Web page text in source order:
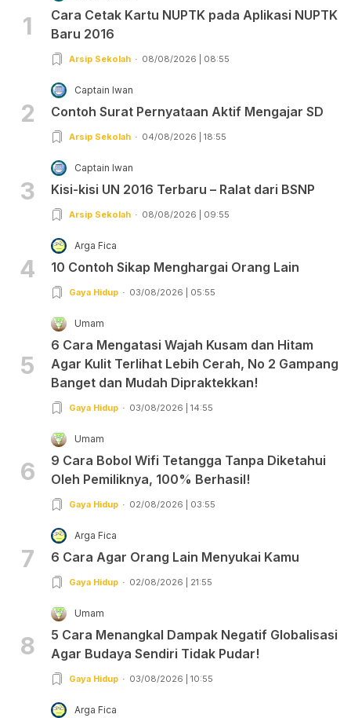
1
Cara Cetak Kartu NUPTK pada Aplikasi NUPTK
Baru 2016
Arsip Sekolah 08/08/2026 | 08:55
2
Captain Iwan
Contoh Surat Pernyataan Aktif Mengajar SD
Arsip Sekolah 04/08/2026 | 18:55
3
Captain Iwan
Kisi-kisi UN 2016 Terbaru – Ralat dari BSNP
Arsip Sekolah 08/08/2026 | 09:55
4
Arga Fica
10 Contoh Sikap Menghargai Orang Lain
Gaya Hidup 03/08/2026 | 05:55
5
Umam
6 Cara Mengatasi Wajah Kusam dan Hitam
Agar Kulit Terlihat Lebih Cerah, No 2 Gampang
Banget dan Mudah Dipraktekkan!
Gaya Hidup 03/08/2026 | 14:55
6
Umam
9 Cara Bobol Wifi Tetangga Tanpa Diketahui
Oleh Pemiliknya, 100% Berhasil!
Gaya Hidup 02/08/2026 | 03:55
7
Arga Fica
6 Cara Agar Orang Lain Menyukai Kamu
Gaya Hidup 02/08/2026 | 21:55
8
Umam
5 Cara Menangkal Dampak Negatif Globalisasi
Agar Budaya Sendiri Tidak Pudar!
Gaya Hidup 03/08/2026 | 10:55
Arga Fica